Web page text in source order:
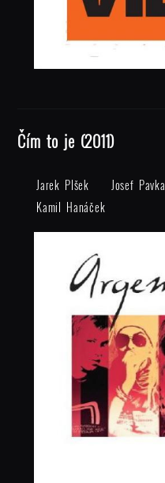
Čím to je (2011)
Jarek Plšek Josef Pavka
Kamil Hanáček